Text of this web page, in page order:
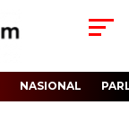
NASIONAL